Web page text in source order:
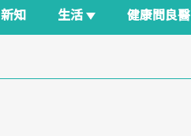
新知 生活 健康問良醫
良醫生活祭